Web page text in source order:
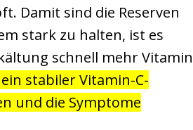
Damit sind die Reserven
stark zu halten, ist es
schnell mehr Vitamin
stabiler Vitamin-C-
und die Symptome